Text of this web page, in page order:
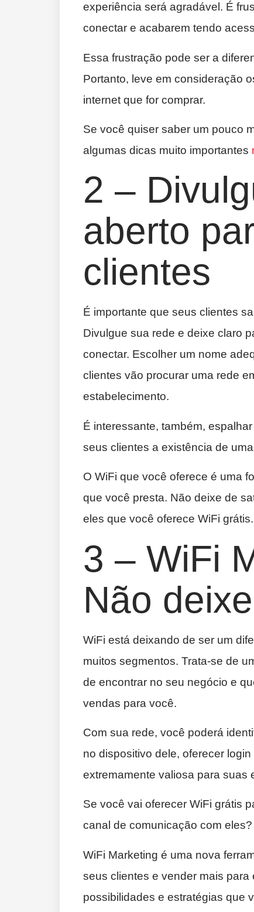
experiência será agradável. É
conectar e acabarem tendo
Essa frustração pode ser a
Portanto, leve em consideração
internet que for comprar.
Se você quiser saber um pouco
algumas dicas muito importantes
2 –
aberto
clientes
É importante que seus clientes
Divulgue sua rede e deixe claro
conectar. Escolher um nome
clientes vão procurar uma rede
estabelecimento.
É interessante, também,
seus clientes a existência de
O WiFi que você oferece é uma
que você presta. Não deixe de
eles que você oferece WiFi grátis.
3 – WiFi
Não
WiFi está deixando de ser um
muitos segmentos. Trata-se de
de encontrar no seu negócio e
vendas para você.
Com sua rede, você poderá
no dispositivo dele, oferecer
extremamente valiosa para suas
Se você vai oferecer WiFi grátis
canal de comunicação com eles?
WiFi Marketing é uma nova
seus clientes e vender mais
possibilidades e estratégias que